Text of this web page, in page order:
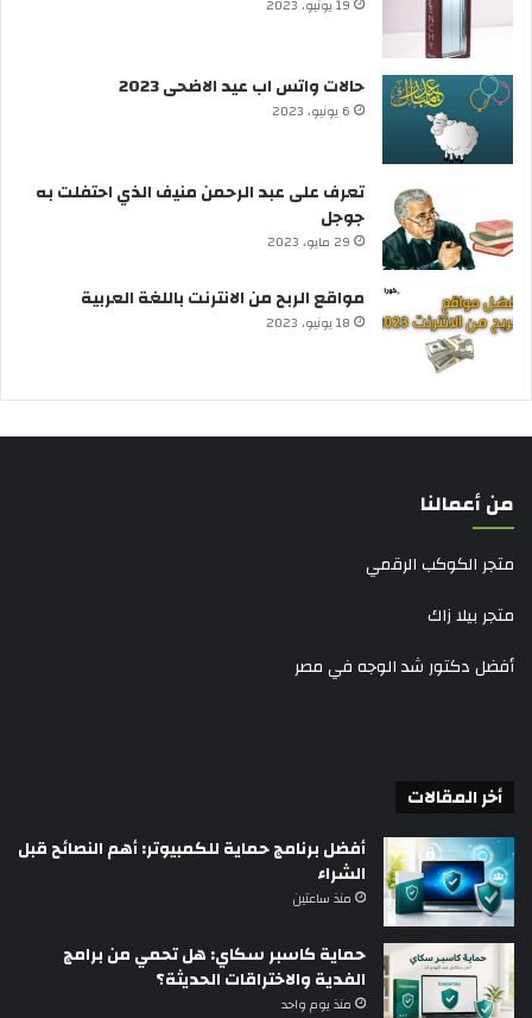
19 يونيو، 2023
حالات واتس اب عيد الاضحى 2023
6 يونيو، 2023
تعرف على عبد الرحمن منيف الذي احتفلت به
جوجل
29 مايو، 2023
مواقع الربح من الانترنت باللغة العربية
18 يونيو، 2023
من أعمالنا
متجر الكوكب الرقمي
متجر بيلا زاك
أفضل دكتور شد الوجه في مصر
أخر المقالات
أفضل برنامج حماية للكمبيوتر: أهم النصائح قبل
الشراء
منذ ساعتين
حماية كاسبر سكاي: هل تحمي من برامج
الفدية والاختراقات الحديثة؟
منذ يوم واحد